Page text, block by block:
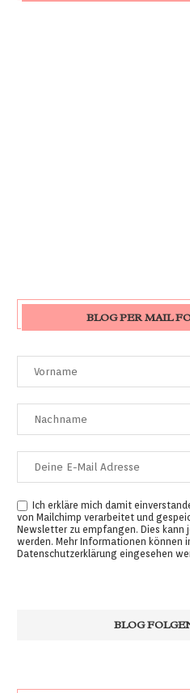
BLOG PER MAIL
Ich erkläre mich damit
von Mailchimp verarbeitet und
Newsletter zu empfangen. Dies kann
werden. Mehr Informationen können
Datenschutzerklärung eingesehen